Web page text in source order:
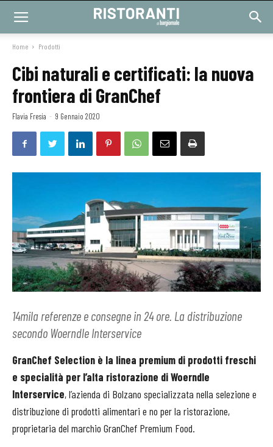
Home Prodotti
Cibi naturali e certificati: la nuova
frontiera di GranChef
Flavia Fresia - 9 Gennaio 2020
14mila referenze e consegne in 24 ore. La distribuzione
secondo Woerndle Interservice
GranChef Selection è la linea premium di prodotti freschi
e specialità per l’alta ristorazione di Woerndle
Interservice, l’azienda di Bolzano specializzata nella selezione e
distribuzione di prodotti alimentari e no per la ristorazione,
proprietaria del marchio GranChef Premium Food.